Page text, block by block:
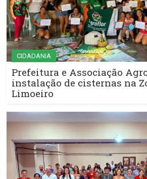
CIDADANIA
Prefeitura e Associação
instalação de cisternas na
Limoeiro